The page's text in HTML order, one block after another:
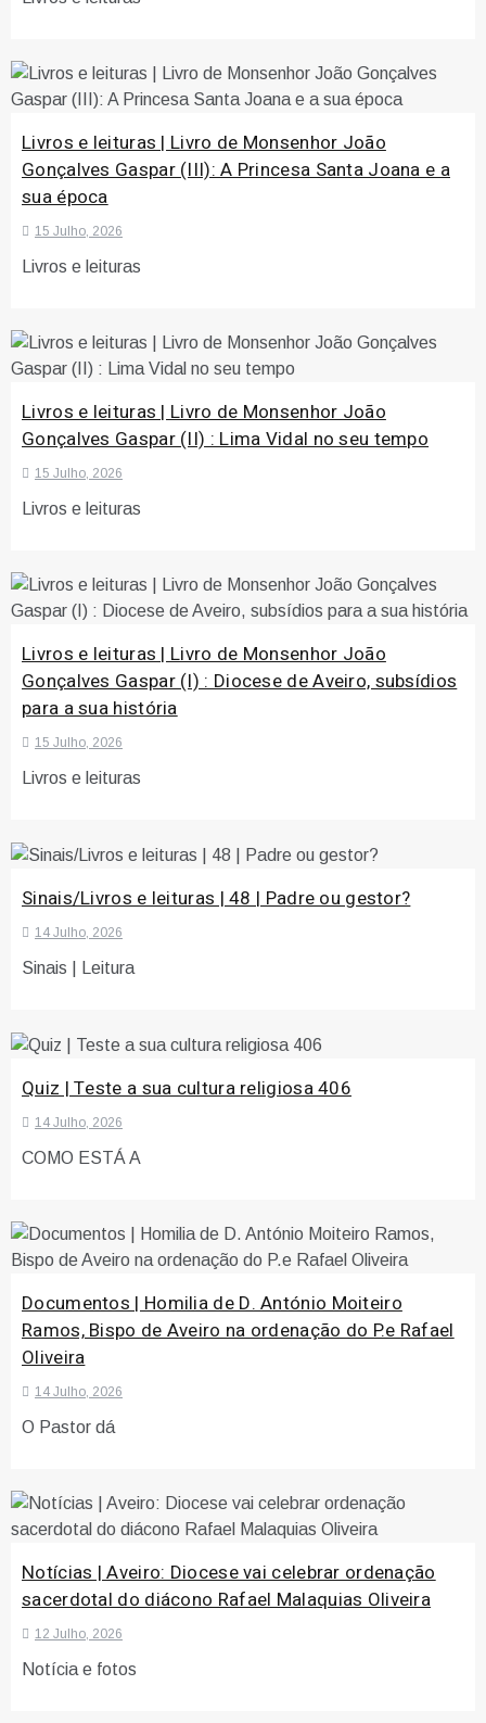
Livros e leituras | Livro de Monsenhor João
Gonçalves Gaspar (III): A Princesa Santa Joana e a
sua época
15 Julho, 2026
Livros e leituras
Livros e leituras | Livro de Monsenhor João
Gonçalves Gaspar (II) : Lima Vidal no seu tempo
15 Julho, 2026
Livros e leituras
Livros e leituras | Livro de Monsenhor João
Gonçalves Gaspar (I) : Diocese de Aveiro, subsídios
para a sua história
15 Julho, 2026
Livros e leituras
Sinais/Livros e leituras | 48 | Padre ou gestor?
14 Julho, 2026
Sinais | Leitura
Quiz | Teste a sua cultura religiosa 406
14 Julho, 2026
COMO ESTÁ A
Documentos | Homilia de D. António Moiteiro
Ramos, Bispo de Aveiro na ordenação do P.e Rafael
Oliveira
14 Julho, 2026
O Pastor dá
Notícias | Aveiro: Diocese vai celebrar ordenação
sacerdotal do diácono Rafael Malaquias Oliveira
12 Julho, 2026
Notícia e fotos